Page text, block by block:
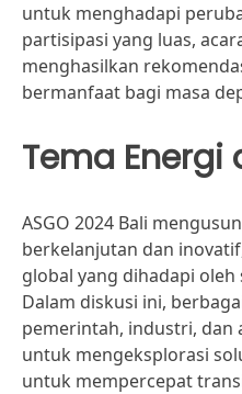
untuk menghadapi
partisipasi yang luas,
menghasilkan
bermanfaat bagi masa
Tema Energi
ASGO 2024 Bali
berkelanjutan dan
global yang dihadapi
Dalam diskusi ini,
pemerintah, industri, dan
untuk mengeksplorasi
untuk mempercepat